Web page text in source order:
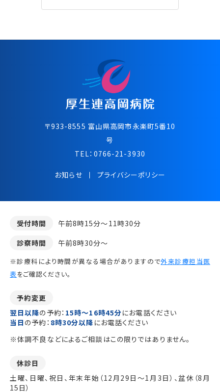
〒933-8555 富⼭県⾼岡市永楽町5番10
号
TEL： 0766-21-3930
お知らせ プライバシーポリシー
受付時間
午前8時15分～11時30分
診察時間
午前8時30分～
※診療科により時間が異なる場合がありますので外来診療担当医
表をご確認ください。
予約変更
翌日以降の予約： 15時～16時45分にお電話ください
当日 の予約： 8時30分以降 にお電話ください
※体調不良などによるご相談はこの限りではありません。
休診日
土曜、日曜、祝日、年末年始（12月29日～1月3日）、盆休（8月
15日）